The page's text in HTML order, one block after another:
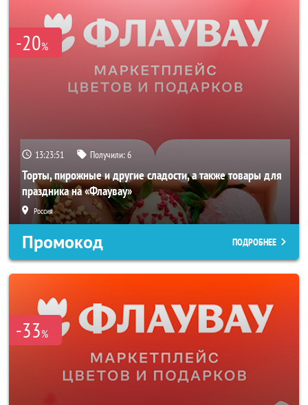
-20%
13:23:51 Получили:6
Торты, пирожные и другие сладости, а также товары для
праздника на «Флаувау»
Россия
Промокод ПОДРОБНЕЕ
-33%